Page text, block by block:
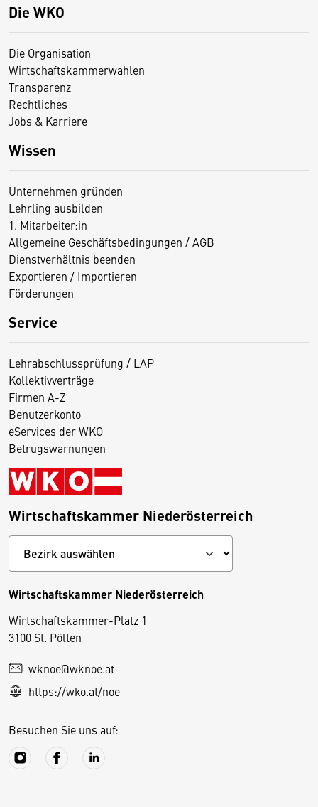
Die WKO
Die Organisation
Wirtschaftskammerwahlen
Transparenz
Rechtliches
Jobs & Karriere
Wissen
Unternehmen gründen
Lehrling ausbilden
1. Mitarbeiter:in
Allgemeine Geschäftsbedingungen / AGB
Dienstverhältnis beenden
Exportieren / Importieren
Förderungen
Service
Lehrabschlussprüfung / LAP
Kollektivverträge
Firmen A-Z
Benutzerkonto
eServices der WKO
Betrugswarnungen
Wirtschaftskammer Niederösterreich
Wirtschaftskammer Niederösterreich
Wirtschaftskammer-Platz 1
3100 St. Pölten
wknoe@wknoe.at
https://wko.at/noe
Besuchen Sie uns auf:
D
e
s
S
e